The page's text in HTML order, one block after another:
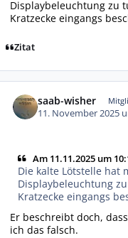
Displaybeleuchtung zu
Kratzecke eingangs
Zitat
saab-wisher
11. November 2025
Am 11.11.2025 um
Die kalte Lötstelle hat
Displaybeleuchtung
Kratzecke eingangs
Er beschreibt doch,
ich das falsch.